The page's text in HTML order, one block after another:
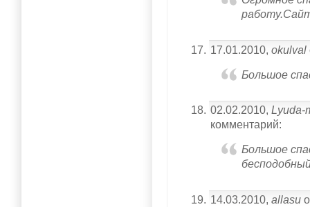
17.01.2010,okulval
Большое
02.02.2010,Lyuda-
комментарий:
Большое
14.03.2010,allasu